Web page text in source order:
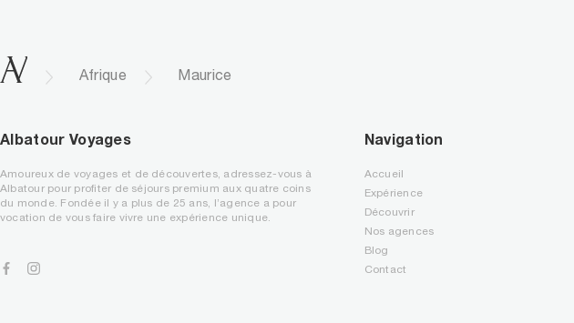
Afrique Maurice
Albatour Voyages
Amoureux de voyages et de découvertes, adressez-vous à
Albatour pour profiter de séjours premium aux quatre coins
du monde. Fondée il y a plus de 25 ans, l’agence a pour
vocation de vous faire vivre une expérience unique.
Navigation
Accueil
Expérience
Découvrir
Nos agences
Blog
Contact